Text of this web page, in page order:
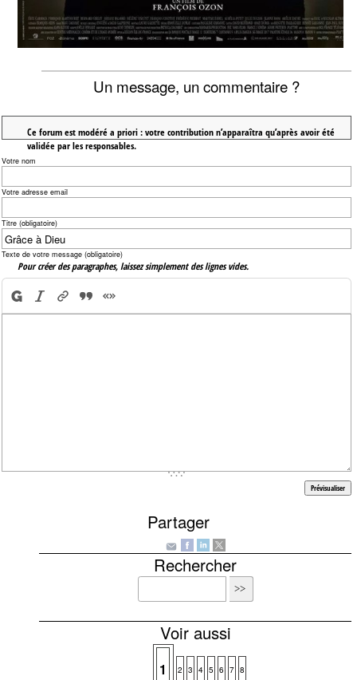
Un message, un commentaire ?
Ce forum est modéré a priori : votre contribution n’apparaîtra qu’après avoir été
validée par les responsables.
Votre nom
Votre adresse email
Titre (obligatoire)
Texte de votre message (obligatoire)
Pour créer des paragraphes, laissez simplement des lignes vides.
Partager
Rechercher
Voir aussi
1 2 3 4 5 6 7 8